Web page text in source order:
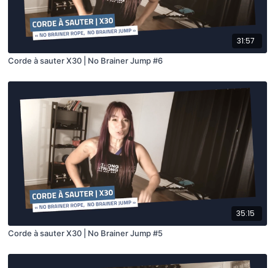
31:57
Corde à sauter X30 | No Brainer Jump #6
35:15
Corde à sauter X30 | No Brainer Jump #5